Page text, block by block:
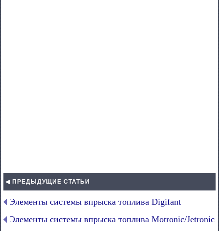
◀ ПРЕДЫДУЩИЕ СТАТЬИ
Элементы системы впрыска топлива Digifant
Элементы системы впрыска топлива Motronic/Jetronic